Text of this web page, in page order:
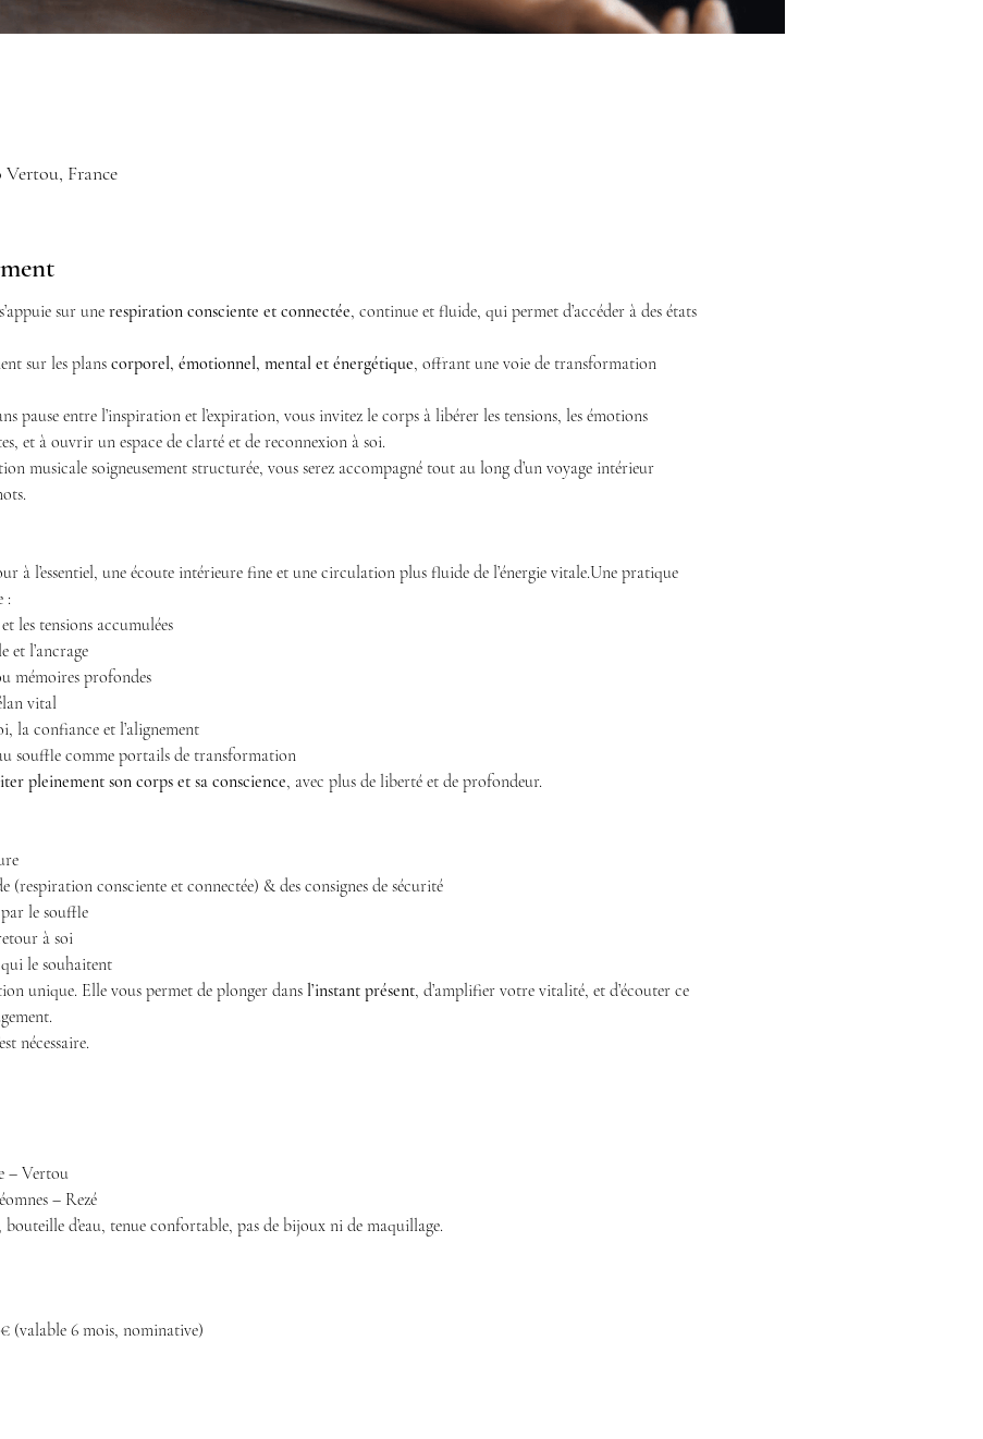
Vertou, France
sur une respiration consciente et connectée, continue et fluide, qui permet d’accéder à des états
sur les plans corporel, émotionnel, mental et énergétique, offrant une voie de transformation
pause entre l’inspiration et l’expiration, vous invitez le corps à libérer les tensions, les émotions
et à ouvrir un espace de clarté et de reconnexion à soi.
musicale soigneusement structurée, vous serez accompagné tout au long d’un voyage intérieur
à l’essentiel, une écoute intérieure fine et une circulation plus fluide de l’énergie vitale.Une pratique
:
les tensions accumulées
l’ancrage
mémoires profondes
vital
la confiance et l’alignement
souffle comme portails de transformation
pleinement son corps et sa conscience, avec plus de liberté et de profondeur.
(respiration consciente et connectée) & des consignes de sécurité
le souffle
à soi
le souhaitent
unique. Elle vous permet de plonger dans l’instant présent, d’amplifier votre vitalité, et d’écouter ce
nécessaire.
– Vertou
– Rezé
d’eau, tenue confortable, pas de bijoux ni de maquillage.
(valable 6 mois, nominative)